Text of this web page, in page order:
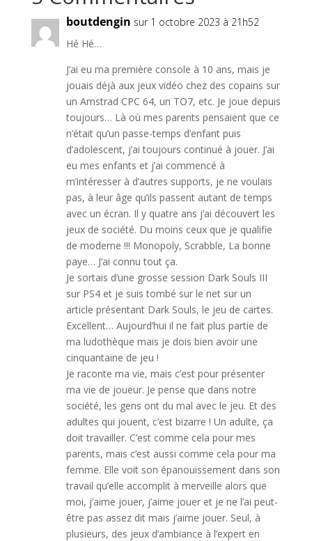
boutdengin sur 1 octobre 2023 à 21h52
Hé Hé…
J’ai eu ma première console à 10 ans, mais je
jouais déjà aux jeux vidéo chez des copains sur
un Amstrad CPC 64, un TO7, etc. Je joue depuis
toujours… Là où mes parents pensaient que ce
n’était qu’un passe-temps d’enfant puis
d’adolescent, j’ai toujours continué à jouer. J’ai
eu mes enfants et j’ai commencé à
m’intéresser à d’autres supports, je ne voulais
pas, à leur âge qu’ils passent autant de temps
avec un écran. Il y quatre ans j’ai découvert les
jeux de société. Du moins ceux que je qualifie
de moderne !!! Monopoly, Scrabble, La bonne
paye… J’ai connu tout ça.
Je sortais d’une grosse session Dark Souls III
sur PS4 et je suis tombé sur le net sur un
article présentant Dark Souls, le jeu de cartes.
Excellent… Aujourd’hui il ne fait plus partie de
ma ludothèque mais je dois bien avoir une
cinquantaine de jeu !
Je raconte ma vie, mais c’est pour présenter
ma vie de joueur. Je pense que dans notre
société, les gens ont du mal avec le jeu. Et des
adultes qui jouent, c’est bizarre ! Un adulte, ça
doit travailler. C’est comme cela pour mes
parents, mais c’est aussi comme cela pour ma
femme. Elle voit son épanouissement dans son
travail qu’elle accomplit à merveille alors que
moi, j’aime jouer, j’aime jouer et je ne l’ai peut-
être pas assez dit mais j’aime jouer. Seul, à
plusieurs, des jeux d’ambiance à l’expert en